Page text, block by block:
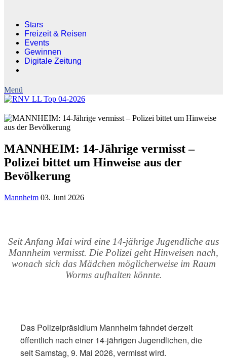
Stars
Freizeit & Reisen
Events
Gewinnen
Digitale Zeitung
MANNHEIM: 14-Jährige vermisst –
Polizei bittet um Hinweise aus der
Bevölkerung
Mannheim 03. Juni 2026
Seit Anfang Mai wird eine 14-jährige Jugendliche aus
Mannheim vermisst. Die Polizei geht Hinweisen nach,
wonach sich das Mädchen möglicherweise im Raum
Worms aufhalten könnte.
Das Polizeipräsidium Mannheim fahndet derzeit
öffentlich nach einer 14-jährigen Jugendlichen, die
seit Samstag, 9. Mai 2026, vermisst wird.